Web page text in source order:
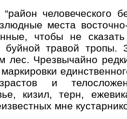
человеческого
места
чтобы не
буйной травой тропы.
лес. Чрезвычайно
и
кизил, терн,
мне